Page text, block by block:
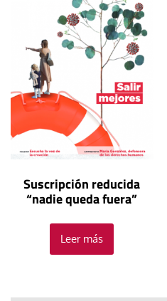
Suscripción reducida
“nadie queda fuera”
Leer más